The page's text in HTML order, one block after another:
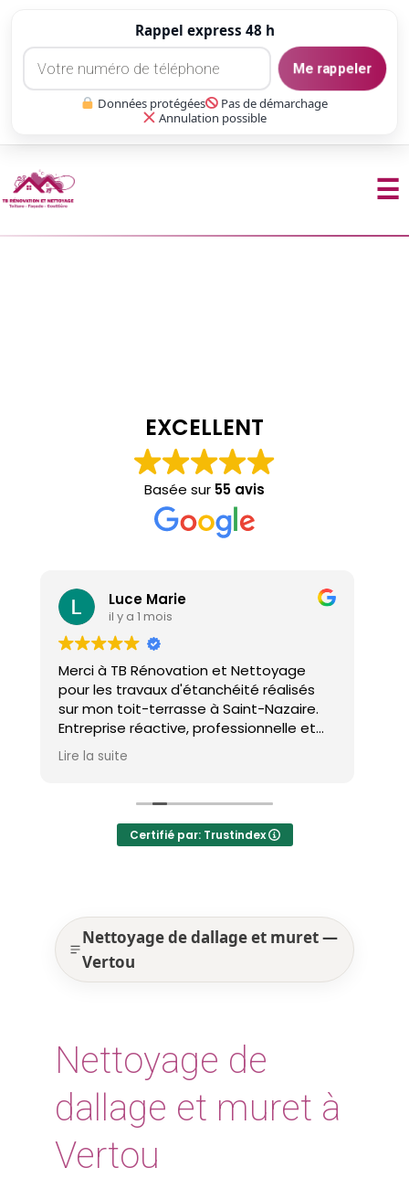
Rappel express 48 h
Me rappeler
Données protégées
Pas de démarchage
Annulation possible
☰
EXCELLENT
Basée sur 55 avis
Luce Marie
il y a 1 mois
Merci à TB Rénovation et Nettoyage
pour les travaux d'étanchéité réalisés
sur mon toit-terrasse à Saint-Nazaire.
Entreprise réactive, professionnelle et
agréable. Le travail a été réalisé avec
soin et dans les délais. Je recommande
Lire la suite
Certifié par: Trustindex
Nettoyage de dallage et muret —
Vertou
Nettoyage de
dallage et muret à
Vertou